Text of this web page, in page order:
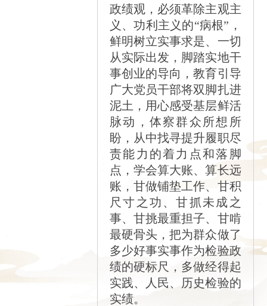
政绩观，必须革除主观主
义、功利主义的“病根” ，
鲜明树立实事求是、一切
从实际出发，脚踏实地干
事创业的导向，教育引导
广大党员干部将双脚扎进
泥土，用心感受基层鲜活
脉动，体察群众所想所
盼，从中找寻提升履职尽
责能力的着力点和落脚
点，学会算大账、算长远
账，甘做铺垫工作、甘积
尺寸之功、甘抓未成之
事、甘挑最重担子、甘啃
最硬骨头，把为群众做了
多少好事实事作为检验政
绩的硬标尺，多做经得起
实践、人民、历史检验的
实绩。